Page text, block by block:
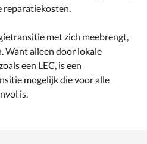
reparatiekosten.
met zich meebrengt,
Want alleen door lokale
een LEC, is een
mogelijk die voor alle
is.